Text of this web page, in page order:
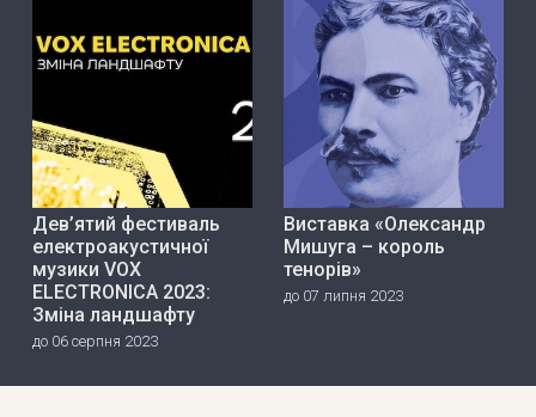
Дев’ятий фестиваль
електроакустичної
музики VOX
ELECTRONICA 2023:
Зміна ландшафту
до 06 серпня 2023
Виставка «Олександр
Мишуга – король
тенорів»
до 07 липня 2023